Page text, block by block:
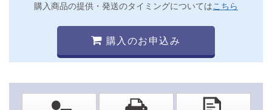
購入商品の提供・発送のタイミングについてはこちら
購入のお申込み